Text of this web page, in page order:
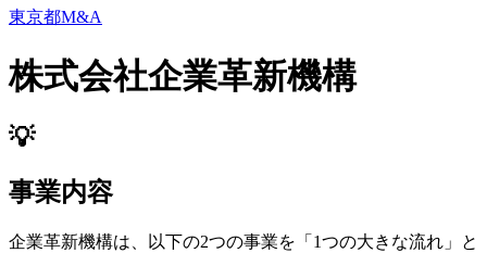
東京都M&A
株式会社企業⾰新機構
💡
事業内容
企業⾰新機構は、以下の2つの事業を「1つの大きな流れ」と